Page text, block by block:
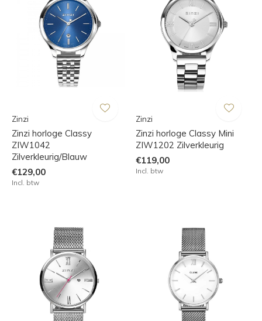
Zinzi
Zinzi horloge Classy
ZIW1042
Zilverkleurig/Blauw
€129,00
Incl. btw
Zinzi
Zinzi horloge Classy Mini
ZIW1202 Zilverkleurig
€119,00
Incl. btw